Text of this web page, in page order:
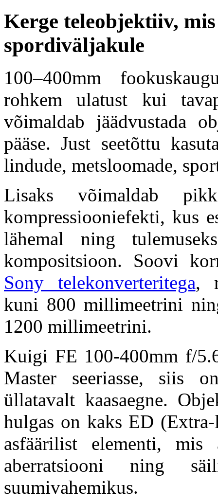
Kerge teleobjektiiv,
spordiväljakule
100–400mm
rohkem ulatust kui
võimaldab jäädvustada
pääse. Just seetõttu
lindude, metsloomade,
Lisaks võimaldab
kompressiooniefekti, kus
lähemal ning
kompositsioon. Soovi
Sony telekonverteritega,
kuni 800 millimeetrini
1200 millimeetrini.
Kuigi FE 100-400mm f/
Master seeriasse, siis
üllatavalt kaasaegne.
hulgas on kaks ED
asfäärilist elementi, mis
aberratsiooni ning
suumivahemikus.